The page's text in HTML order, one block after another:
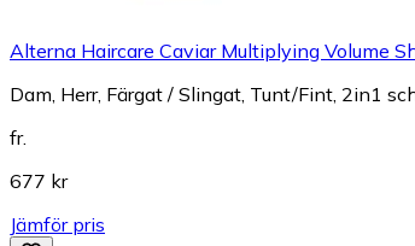
Alterna Haircare Caviar Multiplying Volume
Dam, Herr, Färgat / Slingat, Tunt/Fint, 2in1
fr.
677 kr
Jämför pris